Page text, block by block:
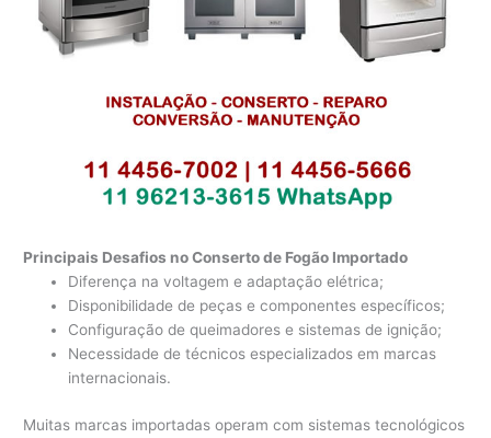
Principais Desafios no Conserto de Fogão Importado
Diferença na voltagem e adaptação elétrica;
Disponibilidade de peças e componentes específicos;
Configuração de queimadores e sistemas de ignição;
Necessidade de técnicos especializados em marcas
internacionais.
Muitas marcas importadas operam com sistemas tecnológicos